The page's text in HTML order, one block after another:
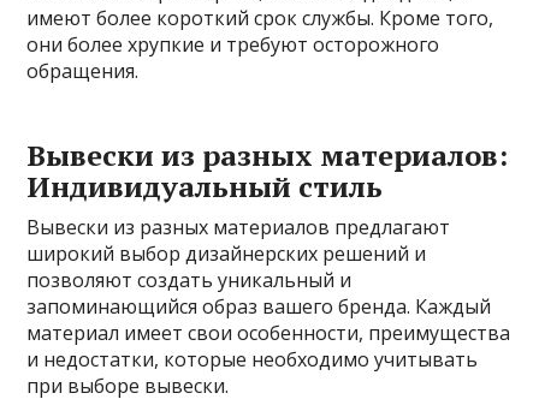
имеют более короткий срок службы. Кроме того,
они более хрупкие и требуют осторожного
обращения.
Вывески из разных материалов:
Индивидуальный стиль
Вывески из разных материалов предлагают
широкий выбор дизайнерских решений и
позволяют создать уникальный и
запоминающийся образ вашего бренда. Каждый
материал имеет свои особенности, преимущества
и недостатки, которые необходимо учитывать
при выборе вывески.